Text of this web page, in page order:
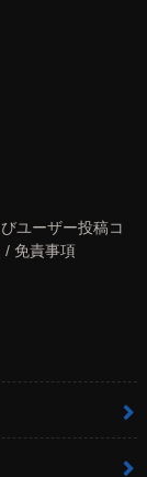
ユーザー投稿コ
/ 免責事項